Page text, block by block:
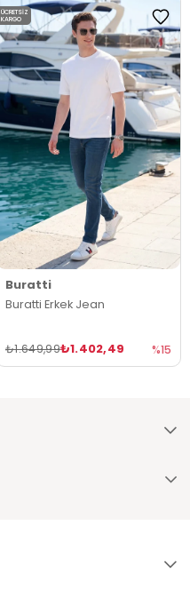
Buratti
Buratti Erkek Jean
₺1.402,49
₺1.649,99 %15
ÜCRETSIZ
KARGO